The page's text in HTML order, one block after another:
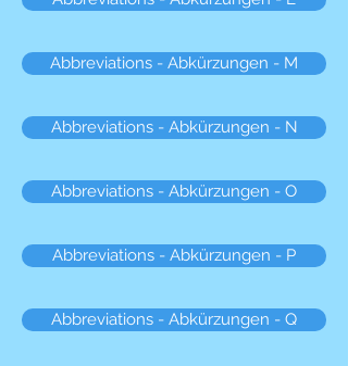
Abbreviations - Abkürzungen - M
Abbreviations - Abkürzungen - N
Abbreviations - Abkürzungen - O
Abbreviations - Abkürzungen - P
Abbreviations - Abkürzungen - Q